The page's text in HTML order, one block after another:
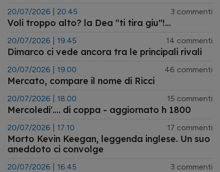
20/07/2026 | 20.45 3 commenti
Voli troppo alto? la Dea "ti tira giu"!...
20/07/2026 | 19.45 14 commenti
Dimarco ci vede ancora tra le principali rivali
20/07/2026 | 19.00 46 commenti
Mercato, compare il nome di Ricci
20/07/2026 | 18.00 15 commenti
Mercoledi'.... di coppa - aggiornato h 1800
20/07/2026 | 17.10 17 commenti
Morto Kevin Keegan, leggenda inglese. Un suo
aneddoto ci convolge
20/07/2026 | 16.45 3 commenti